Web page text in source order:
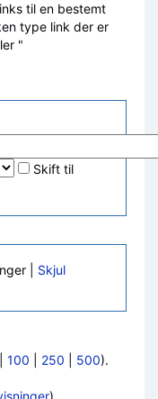
til en bestemt
type link der er
"
Skift til
| Skjul
100 250 500).
)